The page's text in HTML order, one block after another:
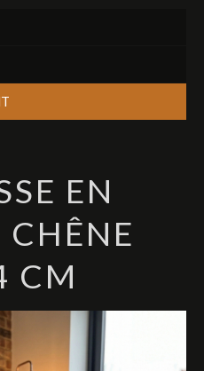
EN
CM